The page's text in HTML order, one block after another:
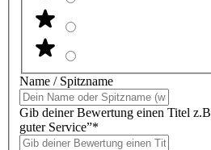
Name / Spitzname
Gib deiner Bewertung einen Titel
guter Service”*